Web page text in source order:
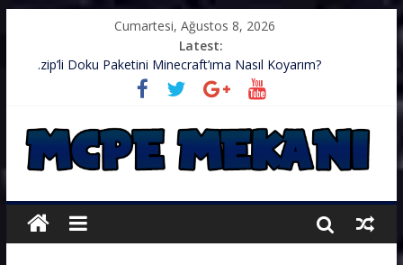
Cumartesi, Ağustos 8, 2026
Latest:
.zip’li Doku Paketini Minecraft’ıma Nasıl Koyarım?
TurkishCraft Faction Sunucusu – v1.2.10
Minecraft (PE) PUBG Server IP – Harika Bir Server
Minecraft: PE 1.2.9 – Güncelleme Notları
Minecraft Bedrock Edition (PE) 1.2.6 Güncelleme Notları!